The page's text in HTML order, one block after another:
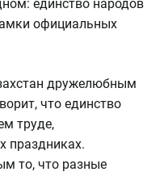
единство народов
официальных
дружелюбным
что единство
труде,
праздниках.
то, что разные